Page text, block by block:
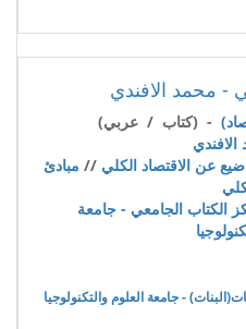
- محمد الافندي
- (كتاب / عربي)
عن الاقتصاد الكلي // مبادئ
الكتاب الجامعي - جامعة
- جامعة العلوم والتكنولوجيا